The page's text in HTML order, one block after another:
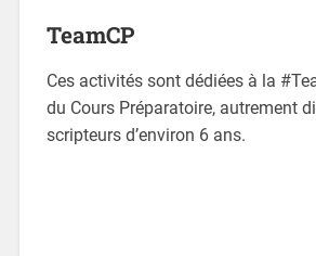
TeamCP
Ces activités sont dédiées à la
du Cours Préparatoire, autrement
scripteurs d’environ 6 ans.